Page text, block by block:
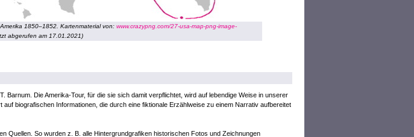
1850–1852. Kartenmaterial von: www.crazypng.com/27-usa-map-png-image-
abgerufen am 17.01.2021)
Barnum. Die Amerika-Tour, für die sie sich damit verpflichtet, wird auf lebendige Weise in unserer
auf biografischen Informationen, die durch eine fiktionale Erzählweise zu einem Narrativ aufbereitet
Quellen. So wurden z. B. alle Hintergrundgrafiken historischen Fotos und Zeichnungen